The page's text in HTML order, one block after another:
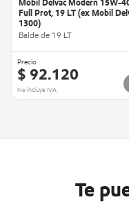
Mobil Delvac Modern 15W-
Full Prot, 19 LT (ex Mobil
1300)
Balde de 19 LT
Precio
$ 92.120
No incluye IVA
Te